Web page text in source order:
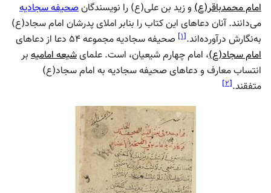
امام محمدباقر(ع) و زید بن علی(ع) را نویسندگانصحیفه سجادیه
می‌دانند. آنان دعاهای این کتاب را بنابر املای پدرشان امام سجاد(ع)
به‌نگارش درآورده‌اند.[۱] صحیفه سجادیه مجموعه ۵۴ دعا از دعاهای
امام سجاد(ع)، امام چهارم شیعیان، است. علمایشیعه امامیه بر
انتساب معارف و دعاهای صحیفه سجادیه به امام سجاد(ع)
متفقند.[۲]